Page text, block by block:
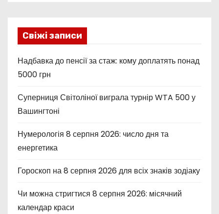
Свіжі записи
Надбавка до пенсії за стаж: кому доплатять понад
5000 грн
Суперниця Світоліної виграла турнір WTA 500 у
Вашингтоні
Нумерологія 8 серпня 2026: число дня та
енергетика
Гороскоп на 8 серпня 2026 для всіх знаків зодіаку
Чи можна стригтися 8 серпня 2026: місячний
календар краси